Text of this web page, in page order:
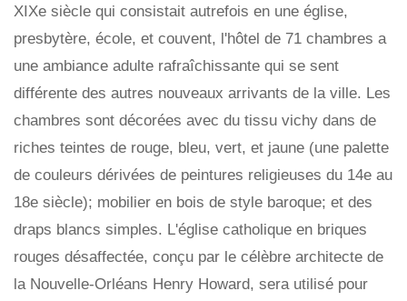
XIXe siècle qui consistait autrefois en une église,
presbytère, école, et couvent, l'hôtel de 71 chambres a
une ambiance adulte rafraîchissante qui se sent
différente des autres nouveaux arrivants de la ville. Les
chambres sont décorées avec du tissu vichy dans de
riches teintes de rouge, bleu, vert, et jaune (une palette
de couleurs dérivées de peintures religieuses du 14e au
18e siècle); mobilier en bois de style baroque; et des
draps blancs simples. L'église catholique en briques
rouges désaffectée, conçu par le célèbre architecte de
la Nouvelle-Orléans Henry Howard, sera utilisé pour